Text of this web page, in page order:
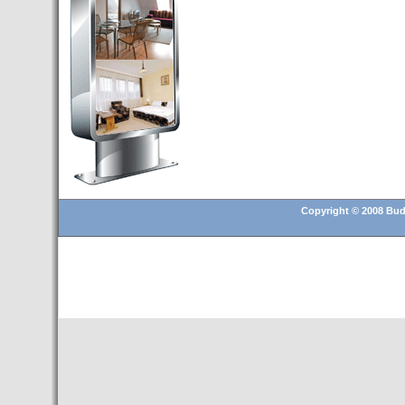
Budapest’.
- Hoteles en BUDAPEST:
Resultados octubre de 2016,
subida del 15% ocupación y
del 25,6% en el RevPar
- Nuevo Hotel en Budapest
bajo la marca Exe Hotusa
- Transfer Aeropuerto de
BUDAPEST
Copyright © 2008